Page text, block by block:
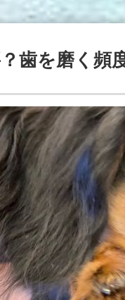
歯を磨く頻